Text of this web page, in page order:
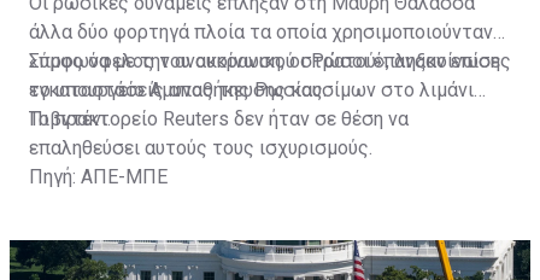
άλλα δύο φορτηγά πλοία τα οποία χρησιμοποιούνταν
«προς όφελος του ουκρανικού στρατού», ανακοίνωσε
το υπουργείο Άμυνας της Ρωσίας.
Σύμφωνα με την ανακοίνωση, οι Ρώσοι έπληξαν επίσης
εγκαταστάσεις αποθήκευσης καυσίμων στο λιμάνι
Πιβντένι.
Το πρακτορείο Reuters δεν ήταν σε θέση να
επαληθεύσει αυτούς τους ισχυρισμούς.
Πηγή: ΑΠΕ-ΜΠΕ